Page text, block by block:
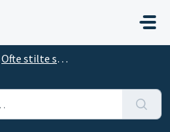
Ofte stilte spørsmål: Personlig pleie